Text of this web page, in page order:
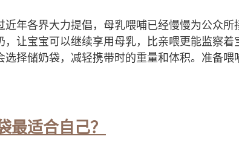
近年各界大力提倡，母乳喂哺已经慢慢为公众
，让宝宝可以继续享用母乳，比亲喂更能监察着
择储奶袋，减轻携带时的重量和体积。准备喂
最适合自己？